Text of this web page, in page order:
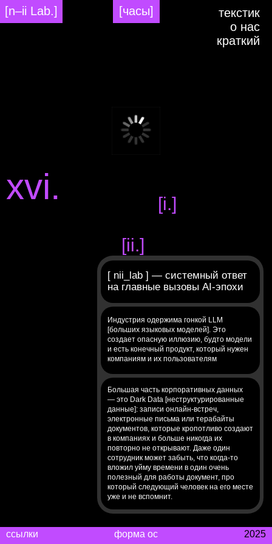
где наука
бизнес,
карта
игроков/
[ii.]
[i.]
xvi.
DeepTech Meets Business → AI-Native Strategy
текстик
о нас
краткий
2025
форма ос
ссылки
[часы]
[n–ii Lab.]
Большая часть корпоративных данных
— это Dark Data [неструктурированные
данные]: записи онлайн-встреч,
электронные письма или терабайты
документов, которые кропотливо создают
в компаниях и больше никогда их
повторно не открывают. Даже один
сотрудник может забыть, что когда-то
вложил уйму времени в один очень
полезный для работы документ, про
который следующий человек на его месте
уже и не вспомнит.
[ nii_lab ] — системный ответ
на главные вызовы AI-эпохи
Индустрия одержима гонкой LLM
[больших языковых моделей]. Это
создает опасную иллюзию, будто модели
и есть конечный продукт, который нужен
компаниям и их пользователям